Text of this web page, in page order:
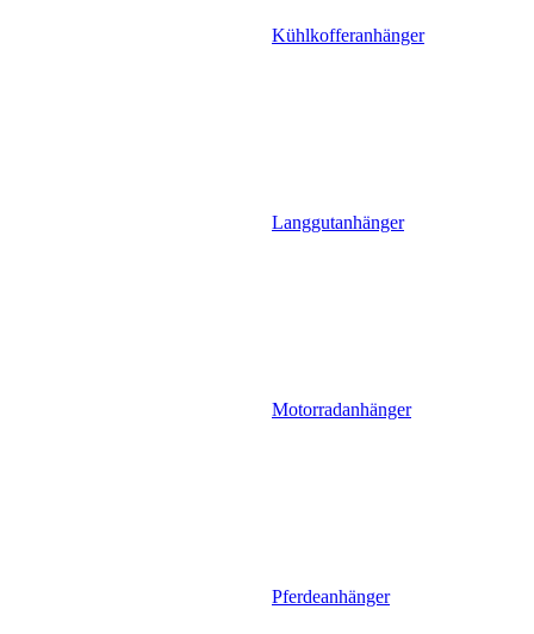
Kühlkofferanhänger
Langgutanhänger
Motorradanhänger
Pferdeanhänger